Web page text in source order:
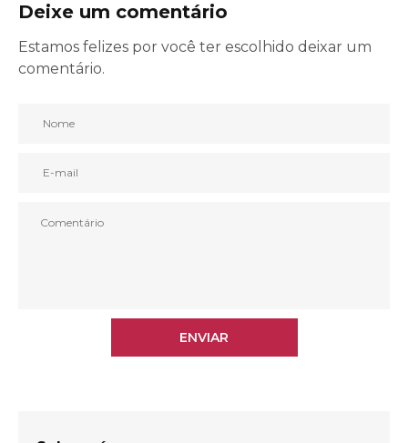
Deixe um comentário
Estamos felizes por você ter escolhido deixar um
comentário.
ENVIAR